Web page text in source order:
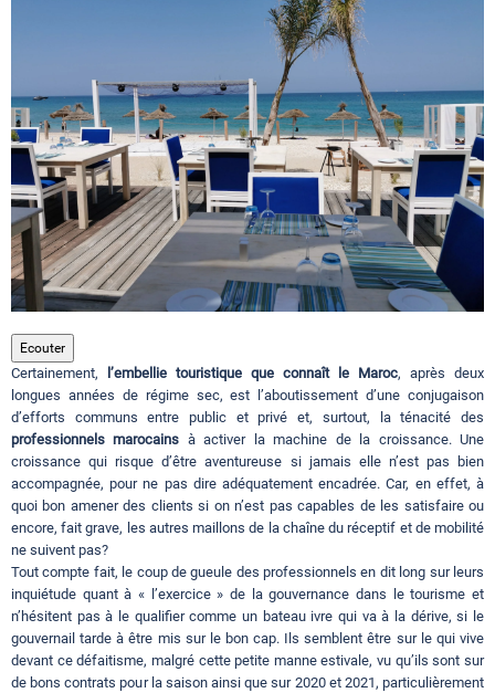
Tourisme
Régions
Hotels
Evenements
Contact
Ecouter
Certainement, l’embellie touristique que connaît le Maroc, après deux
longues années de régime sec, est l’aboutissement d’une conjugaison
d’efforts communs entre public et privé et, surtout, la ténacité des
professionnels marocains à activer la machine de la croissance. Une
croissance qui risque d’être aventureuse si jamais elle n’est pas bien
accompagnée, pour ne pas dire adéquatement encadrée. Car, en effet, à
quoi bon amener des clients si on n’est pas capables de les satisfaire ou
encore, fait grave, les autres maillons de la chaîne du réceptif et de mobilité
ne suivent pas?
Tout compte fait, le coup de gueule des professionnels en dit long sur leurs
inquiétude quant à « l’exercice » de la gouvernance dans le tourisme et
n’hésitent pas à le qualifier comme un bateau ivre qui va à la dérive, si le
gouvernail tarde à être mis sur le bon cap. Ils semblent être sur le qui vive
devant ce défaitisme, malgré cette petite manne estivale, vu qu’ils sont sur
de bons contrats pour la saison ainsi que sur 2020 et 2021, particulièrement